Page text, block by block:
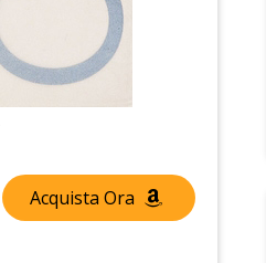
Acquista Ora